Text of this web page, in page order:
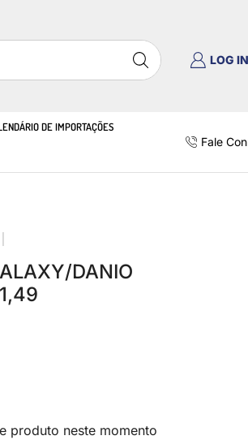
LOG IN
DE IMPORTAÇÕES
Fale
DANIO
produto neste momento